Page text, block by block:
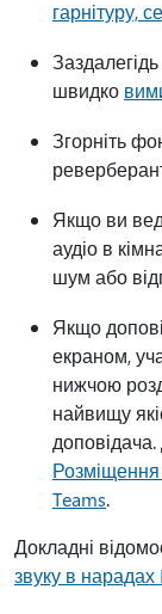
гарнітуру,
швидко
Згорніть
Якщо ви
аудіо в
шум або
Якщо
екраном,
нижчою
найвищу
доповідача.
Teams.
Докладні
звуку в